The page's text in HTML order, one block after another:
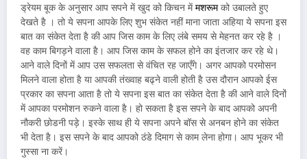
ड्रेयम बूक के अनुसार आप सपने में खुद को किचन मेंमशरूमको उबालते हुए
देखते है । तो ये सपना आपके लिए शुभ संकेत नहीं माना जाता अहिया ये सपना इस
बात का संकेत देता है की आप जिस काम के लिए लंबे समय से मेहनत कर रहे है ।
वह काम बिगड़ने वाला है। आप जिस काम के सफल होने का इंतजार कर रहे थे।
आने वाले दिनों में आप उस सफलता से वंचित रह जाएँगे। अगर आपको परमोसन
मिलने वाला होता है या आपकी तंख्वाह बढ्ने वाली होती है उस दौरान आपको ईस
प्रकार का सपना आता है तो ये सपना इस बात का संकेत देता है की आने वाले दिनों
में आपका परमोशन रुकने वाला है। हो सकता है इस सपने के बाद आपको अपनी
नौकरी छोडनी पड़े। इस्के साथ ही ये सपना अपने बॉस से अनबन होने का संकेत
भी देता है। इस सपने के बाद आपको ठंडे दिमाग से काम लेना होगा। आप भूकर भी
गुस्सा ना करें।